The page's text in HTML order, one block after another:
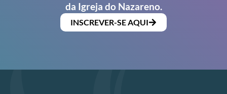
da Igreja do Nazareno.
INSCREVER-SE AQUI